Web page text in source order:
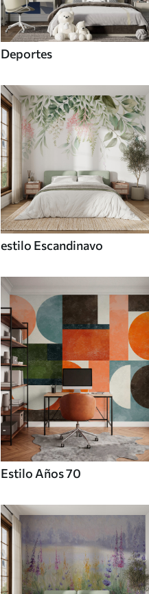
Deportes
estilo Escandinavo
Estilo Años 70